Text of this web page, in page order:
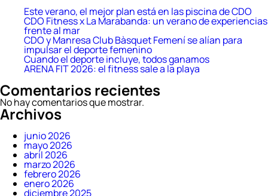
el
valor
equipo
y
la
visión
Este verano, el mejor plan está en las piscina de CDO
CDO Fitness x La Marabanda: un verano de experiencias
frente al mar
CDO y Manresa Club Bàsquet Femení se alían para
impulsar el deporte femenino
Cuando el deporte incluye, todos ganamos
ARENA FIT 2026: el fitness sale a la playa
Comentarios recientes
No hay comentarios que mostrar.
Archivos
junio 2026
mayo 2026
abril 2026
marzo 2026
febrero 2026
enero 2026
diciembre 2025